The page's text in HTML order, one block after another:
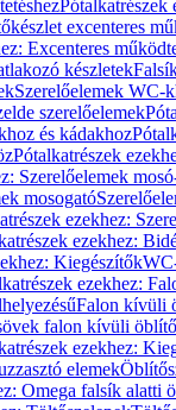
Pótalkatrészek
excenteres
Excenteres
készletek
Szerelőelemek WC-
szerelőelemek
és kádakhoz
Pótalkatrészek
Szerelőelemek
mosogató
ezekhez:
ezekhez:
Kiegészítők
ezekhez:
Falon kívüli
falon kívüli
ezekhez:
elemek
Omega falsík alatti